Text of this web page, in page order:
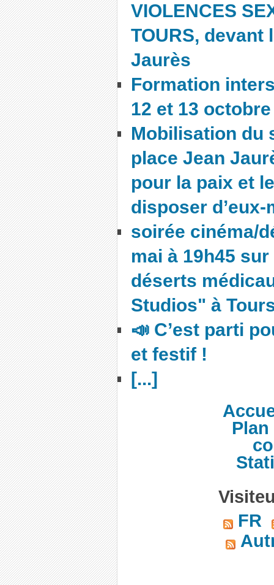
VIOLENCES
TOURS, devant
Jaurès
Formation
12 et 13
Mobilisation du
place Jean
pour la paix et
disposer d’eux-
soirée cinéma/
mai à 19h45
déserts
Studios" à
📣 C’est parti
et festif !
[...]
FR